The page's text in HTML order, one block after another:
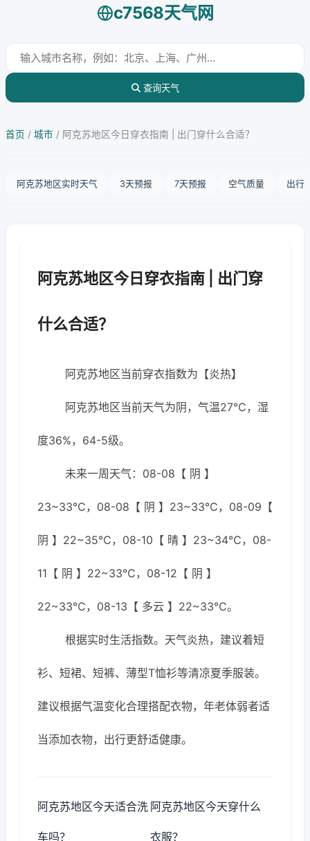
c7568天气网
查询天气
首页 / 城市 / 阿克苏地区今日穿衣指南 | 出门穿什么合适？
阿克苏地区实时天气 3天预报 7天预报 空气质量 出行
阿克苏地区今日穿衣指南 | 出门穿
什么合适？
阿克苏地区当前穿衣指数为【炎热】
阿克苏地区当前天气为阴，气温27℃，湿
度36%，64-5级。
未来一周天气：08-08【 阴 】
23~33℃，08-08【 阴 】23~33℃，08-09【
阴 】22~35℃，08-10【 晴 】23~34℃，08-
11【 阴 】22~33℃，08-12【 阴 】
22~33℃，08-13【 多云 】22~33℃。
根据实时生活指数。天气炎热，建议着短
衫、短裙、短裤、薄型T恤衫等清凉夏季服装。
建议根据气温变化合理搭配衣物，年老体弱者适
当添加衣物，出行更舒适健康。
阿克苏地区今天适合洗
车吗？
阿克苏地区今天穿什么
衣服？